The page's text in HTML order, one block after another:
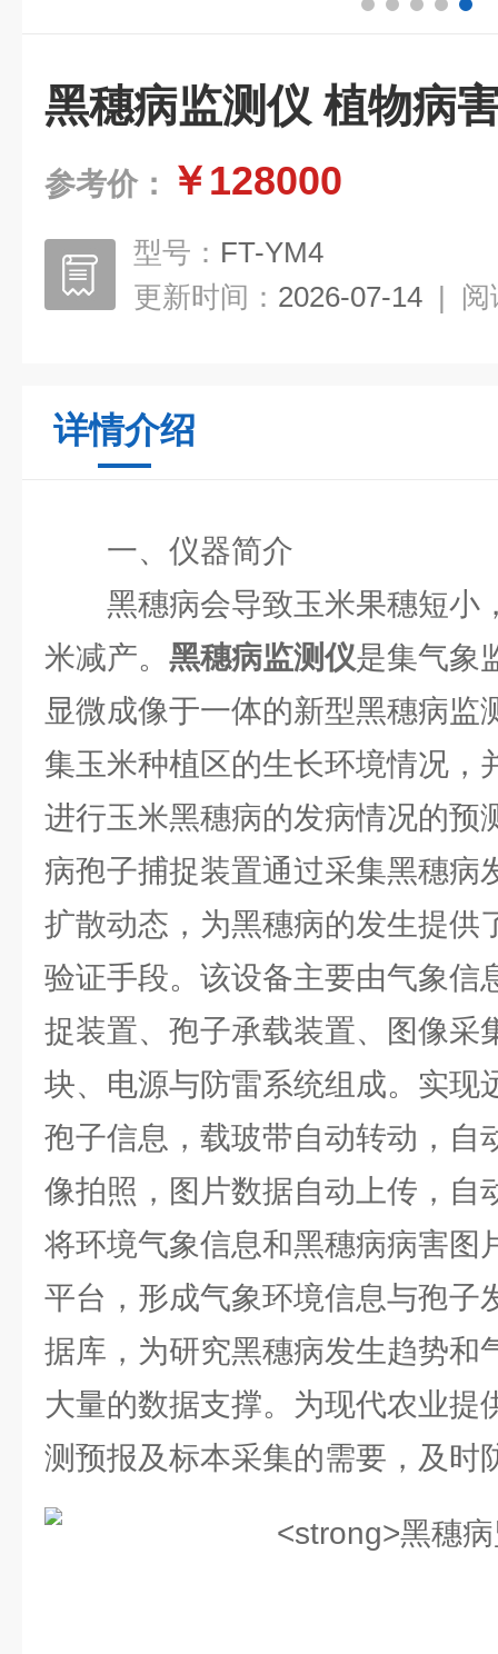
黑穗病监测仪 植物病
参考价： ￥128000
型号： FT-YM4
更新时间： 2026-07-14 | 阅
详情介绍
一、仪器简介
黑穗病会导致玉米果穗短小
米减产。 黑穗病监测仪是集气象
显微成像于一体的新型黑穗病监
集玉米种植区的生长环境情况，
进行玉米黑穗病的发病情况的预
病孢子捕捉装置通过采集黑穗病
扩散动态，为黑穗病的发生提供
验证手段。该设备主要由气象信
捉装置、孢子承载装置、图像采
块、电源与防雷系统组成。实现
孢子信息，载玻带自动转动，自
像拍照，图片数据自动上传，自
将环境气象信息和黑穗病病害图
平台，形成气象环境信息与孢子
据库，为研究黑穗病发生趋势和
大量的数据支撑。为现代农业提
测预报及标本采集的需要，及时